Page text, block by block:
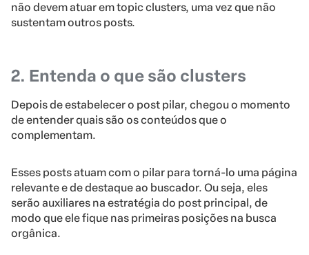
não devem atuar em topic clusters, uma vez que não
sustentam outros posts.
2. Entenda o que são clusters
Depois de estabelecer o post pilar, chegou o momento
de entender quais são os conteúdos que o
complementam.
Esses posts atuam com o pilar para torná-lo uma página
relevante e de destaque ao buscador. Ou seja, eles
serão auxiliares na estratégia do post principal, de
modo que ele fique nas primeiras posições na busca
orgânica.